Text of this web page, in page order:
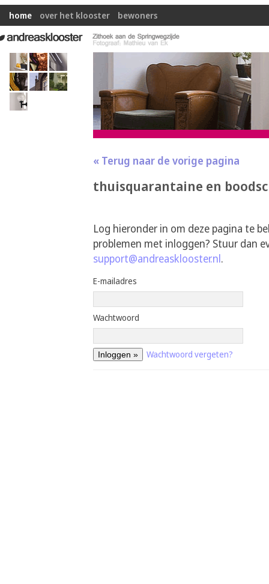
home over het klooster bewoners
« Terug naar de vorige pagina
thuisquarantaine en
Log hieronder in om deze pagina te
problemen met inloggen? Stuur dan
support@andreasklooster.nl.
E-mailadres
Wachtwoord
Wachtwoord vergeten?